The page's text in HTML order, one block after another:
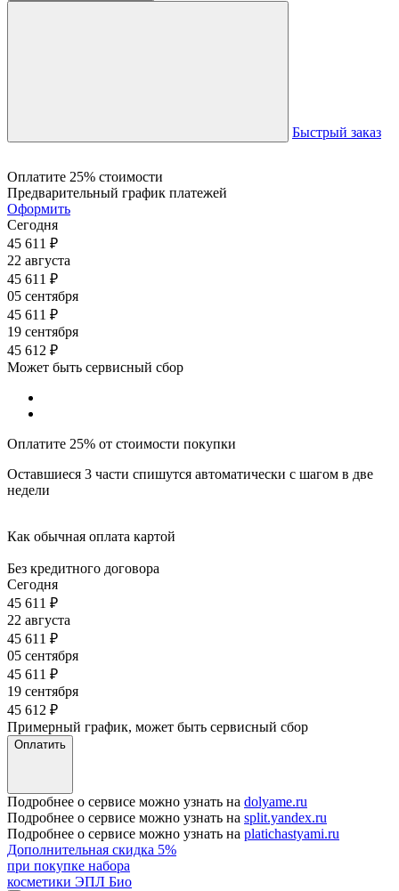
Быстрый заказ
Оплатите 25% стоимости
Предварительный график платежей
Оформить
Сегодня
45 611 ₽
22 августа
45 611 ₽
05 сентября
45 611 ₽
19 сентября
45 612 ₽
Может быть сервисный сбор
Оплатите 25% от стоимости покупки
Оставшиеся 3 части спишутся автоматически с шагом в две
недели
Как обычная оплата картой
Без кредитного договора
Сегодня
45 611 ₽
22 августа
45 611 ₽
05 сентября
45 611 ₽
19 сентября
45 612 ₽
Примерный график, может быть сервисный сбор
Оплатить
Подробнее о сервисе можно узнать на dolyame.ru
Подробнее о сервисе можно узнать на split.yandex.ru
Подробнее о сервисе можно узнать на platichastyami.ru
Дополнительная скидка 5%
при покупке набора
косметики ЭПЛ Био